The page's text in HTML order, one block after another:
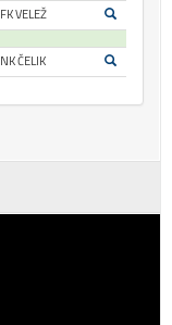
FK VELEŽ
NK ČELIK